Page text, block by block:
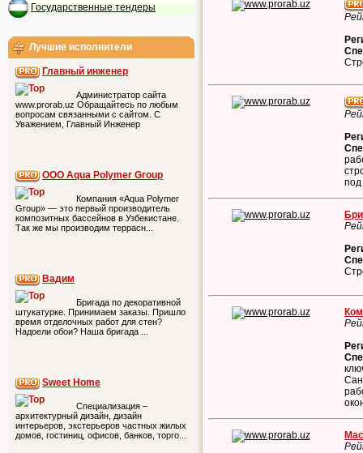
Государственные тендеры
Лучшие исполнители
Главный инженер
Администратор сайта
www.prorab.uz Обращайтесь по любым
вопросам связанными с сайтом. С
Уважением, Главный Инженер
ООО Aqua Polymer Group
Компания «Aqua Polymer
Group» — это первый производитель
композитных бассейнов в Узбекистане.
Так же мы производим террасн...
Вадим
Бригада по декоративной
штукатурке. Принимаем заказы. Пришло
время отделочных работ для стен?
Надоели обои? Наша бригада ...
Sweet Home
Специализация –
архитектурный дизайн, дизайн
интерьеров, экстерьеров частных жилых
домов, гостиниц, офисов, банков, торго...
под